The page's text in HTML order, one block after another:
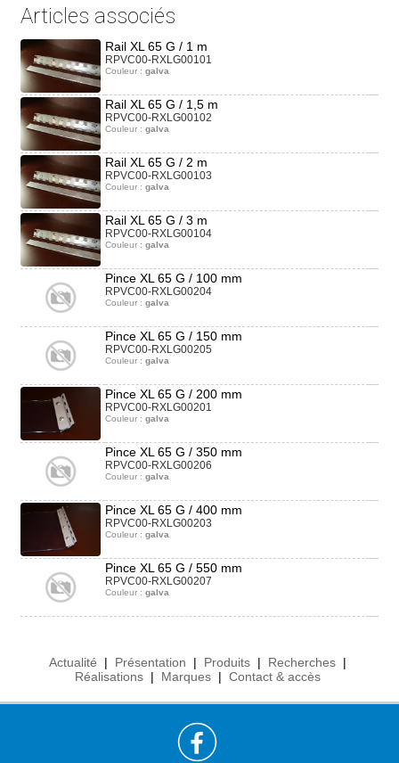
Articles associés
Rail XL 65 G / 1 m
RPVC00-RXLG00101
Couleur : galva
Rail XL 65 G / 1,5 m
RPVC00-RXLG00102
Couleur : galva
Rail XL 65 G / 2 m
RPVC00-RXLG00103
Couleur : galva
Rail XL 65 G / 3 m
RPVC00-RXLG00104
Couleur : galva
Pince XL 65 G / 100 mm
RPVC00-RXLG00204
Couleur : galva
Pince XL 65 G / 150 mm
RPVC00-RXLG00205
Couleur : galva
Pince XL 65 G / 200 mm
RPVC00-RXLG00201
Couleur : galva
Pince XL 65 G / 350 mm
RPVC00-RXLG00206
Couleur : galva
Pince XL 65 G / 400 mm
RPVC00-RXLG00203
Couleur : galva
Pince XL 65 G / 550 mm
RPVC00-RXLG00207
Couleur : galva
Actualité | Présentation | Produits | Recherches |
Réalisations | Marques | Contact & accès